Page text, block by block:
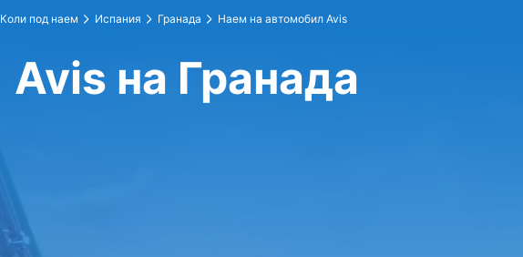
Коли под наем Испания Гранада Наем на автомобил Avis
Avis на Гранада